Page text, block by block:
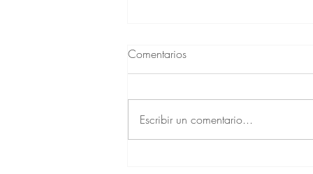
Comentarios
Escribir un comentario...